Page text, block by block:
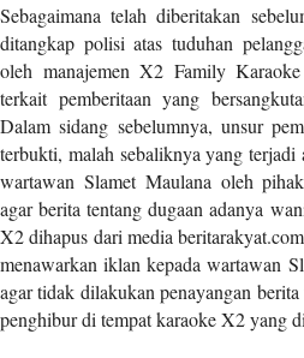
y
p
e
=
"
p
o
s
t
"
l
i
Sebagaimana telah diberitakan
ditangkap polisi atas tuduhan
oleh manajemen X2 Family
terkait pemberitaan yang
Dalam sidang sebelumnya, unsur
terbukti, malah sebaliknya yang terjadi
wartawan Slamet Maulana oleh
agar berita tentang dugaan adanya
X2 dihapus dari media
menawarkan iklan kepada wartawan
agar tidak dilakukan penayangan
penghibur di tempat karaoke X2 yang